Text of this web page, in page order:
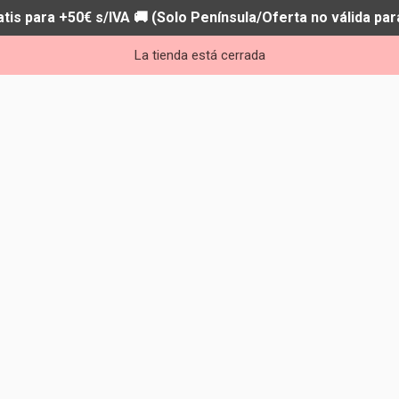
para +50€ s/IVA 🚚 (Solo Península/Oferta no válida
La tienda está cerrada